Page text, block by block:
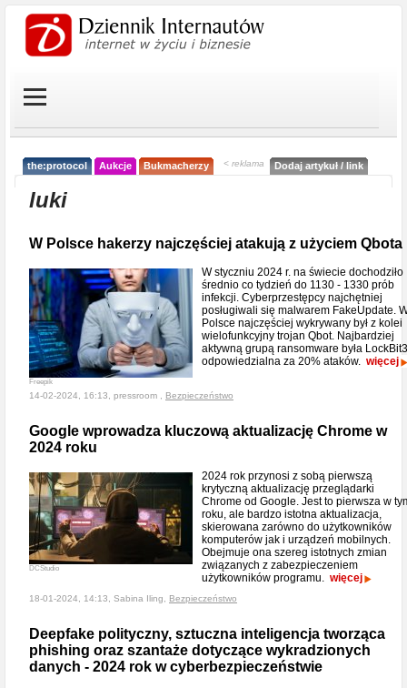
the:protocol Aukcje Bukmacherzy < reklama Dodaj artykuł / link
luki
W Polsce hakerzy najczęściej atakują z użyciem Qbota
Freepik
W styczniu 2024 r. na świecie dochodziło
średnio co tydzień do 1130 - 1330 prób
infekcji. Cyberprzestępcy najchętniej
posługiwali się malwarem FakeUpdate.
Polsce najczęściej wykrywany był z kolei
wielofunkcyjny trojan Qbot. Najbardziej
aktywną grupą ransomware była
odpowiedzialna za 20% ataków. więcej
14-02-2024, 16:13, pressroom , Bezpieczeństwo
Google wprowadza kluczową aktualizację Chrome w
2024 roku
DCStudio
2024 rok przynosi z sobą pierwszą
krytyczną aktualizację przeglądarki
Chrome od Google. Jest to pierwsza w
roku, ale bardzo istotna aktualizacja,
skierowana zarówno do użytkowników
komputerów jak i urządzeń mobilnych.
Obejmuje ona szereg istotnych zmian
związanych z zabezpieczeniem
użytkowników programu. więcej
18-01-2024, 14:13, Sabina Iling, Bezpieczeństwo
Deepfake polityczny, sztuczna inteligencja tworząca
phishing oraz szantaże dotyczące wykradzionych
danych - 2024 rok w cyberbezpieczeństwie